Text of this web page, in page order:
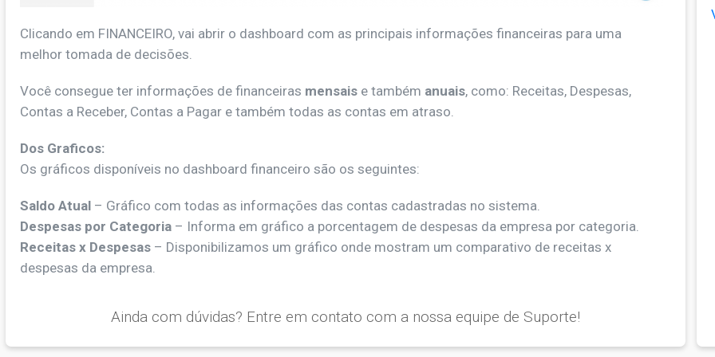
Clicando em FINANCEIRO, vai abrir o dashboard com as principais informações financeiras para uma
melhor tomada de decisões.
Você consegue ter informações de financeiras mensais e também anuais, como: Receitas, Despesas,
Contas a Receber, Contas a Pagar e também todas as contas em atraso.
Dos Graficos:
Os gráficos disponíveis no dashboard financeiro são os seguintes:
Saldo Atual – Gráfico com todas as informações das contas cadastradas no sistema.
Despesas por Categoria – Informa em gráfico a porcentagem de despesas da empresa por categoria.
Receitas x Despesas – Disponibilizamos um gráfico onde mostram um comparativo de receitas x
despesas da empresa.
Ainda com dúvidas? Entre em contato com a nossa equipe de Suporte!